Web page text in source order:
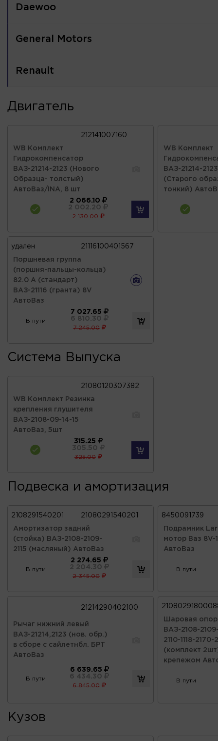
Daewoo
General Motors
Renault
Двигатель
212141007160
WB Комплект
Гидрокомпенсатор
ВАЗ-21214-2123 (Нового
Образца- толстый)
АвтоВаз/INA, 8 шт
2 066.10
2 002.20
2 130.00
WB Комплект
ВАЗ-21214-
(Старого
тонкий)
удален 21116100401567
Поршневая группа
(поршня-пальцы-кольца)
82.0 А (стандарт)
ВАЗ-21116 (гранта) 8V
АвтоВаз
В пути
7 027.65
6 810.30
7 245.00
Система Выпуска
21080120307382
WB Комплект Резинка
крепления глушителя
ВАЗ-2108-09-14-15
АвтоВаз, 5шт
315.25
305.50
325.00
Подвеска и амортизация
2108291540201 21080291540201
Амортизатор задний
(стойка) ВАЗ-2108-2109-
2115 (масляный) АвтоВаз
В пути
2 274.65
2 204.30
2 345.00
8450091739
Подрамник
мотор Ваз 8V-
АвтоВаз
В пути
21214290402100
Рычаг нижний левый
ВАЗ-21214,2123 (нов. обр.)
в сборе с сайлетнбл. БРТ
АвтоВаз
В пути
6 639.65
6 434.30
6 845.00
Шаровая
ВАЗ-2108-2109-
2110-1118-2170-
(комплект
крепежом
В пути
Кузов